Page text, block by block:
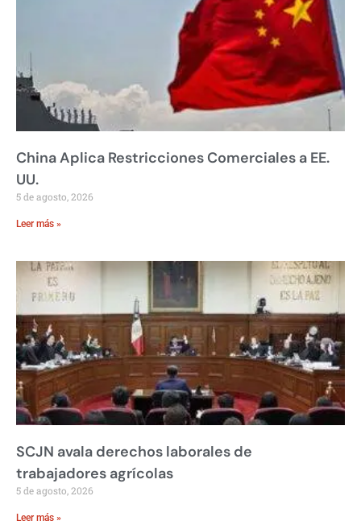
China Aplica Restricciones Comerciales a EE.
UU.
5 de agosto, 2026
Leer más »
SCJN avala derechos laborales de
trabajadores agrícolas
5 de agosto, 2026
Leer más »